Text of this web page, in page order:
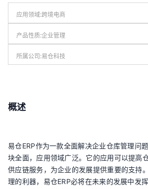
应用领域:跨境电商
产品性质:企业管理
所属公司:易仓科技
概述
易仓ERP作为一款全面解决企业仓库管理问
块全面，应用领域广泛。它的应用可以提高
供应链服务，为企业的发展提供重要的支持
理的利器，易仓ERP必将在未来的发展中发